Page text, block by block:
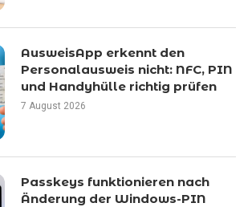
AusweisApp erkennt den
Personalausweis nicht: NFC, PIN
und Handyhülle richtig prüfen
7 August 2026
Passkeys funktionieren nach
Änderung der Windows-PIN